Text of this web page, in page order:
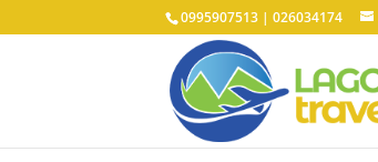
0995907513 | 026034174